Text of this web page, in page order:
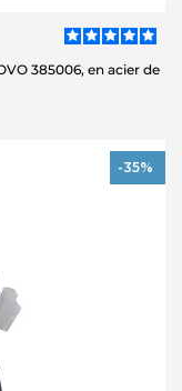
385006, en acier de
-35%